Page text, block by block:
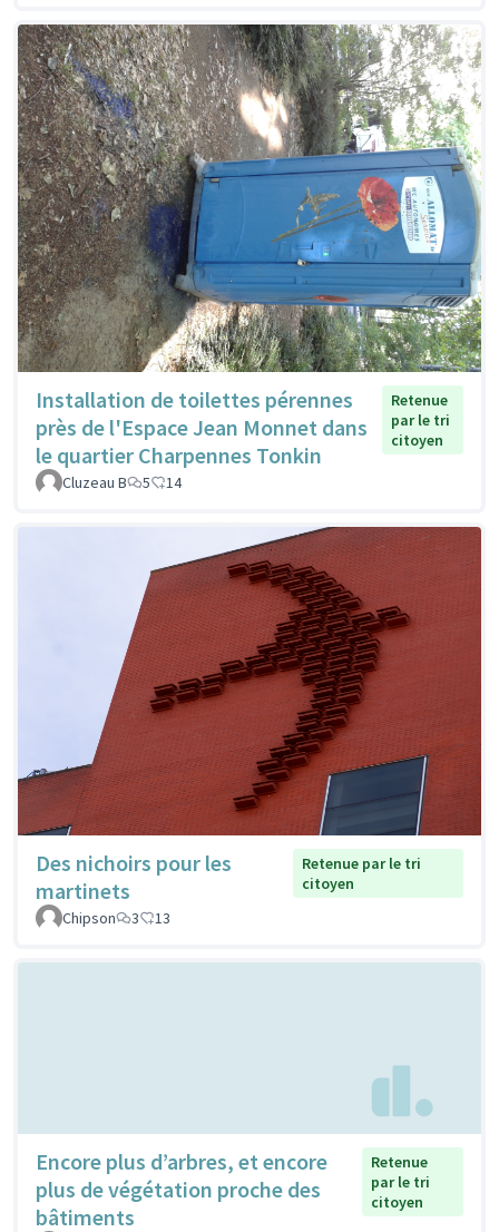
Installation de toilettes pérennes
près de l'Espace Jean Monnet dans
le quartier Charpennes Tonkin
Retenue
par le tri
citoyen
Cluzeau B 5 14
Des nichoirs pour les
martinets
Retenue par le tri
citoyen
Chipson
3 13
Encore plus d’arbres, et encore
plus de végétation proche des
bâtiments
Retenue
par le tri
citoyen